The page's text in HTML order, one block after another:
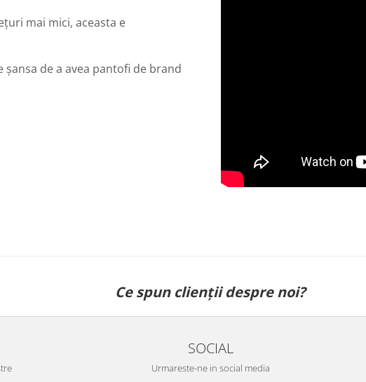
mai mici, aceasta e
de a avea pantofi de brand
Ce spun clienții despre noi?
SOCIAL
Urmareste-ne in social media